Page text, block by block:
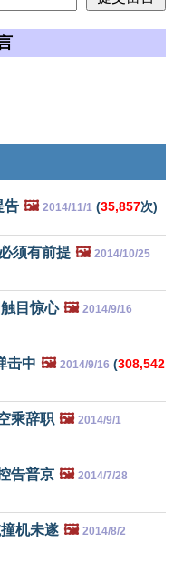
告 🖼️ 2014/11/1 (35,857次)
须有前提 🖼️ 2014/10/25
目惊心 🖼️ 2014/9/16
击中 🖼️ 2014/9/16 (308,542
乘辞职 🖼️ 2014/9/1
告普京 🖼️ 2014/7/28
机未遂 🖼️ 2014/8/2